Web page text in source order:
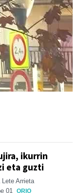
ikurrin
eta guzti
Arrieta
01 ORIO